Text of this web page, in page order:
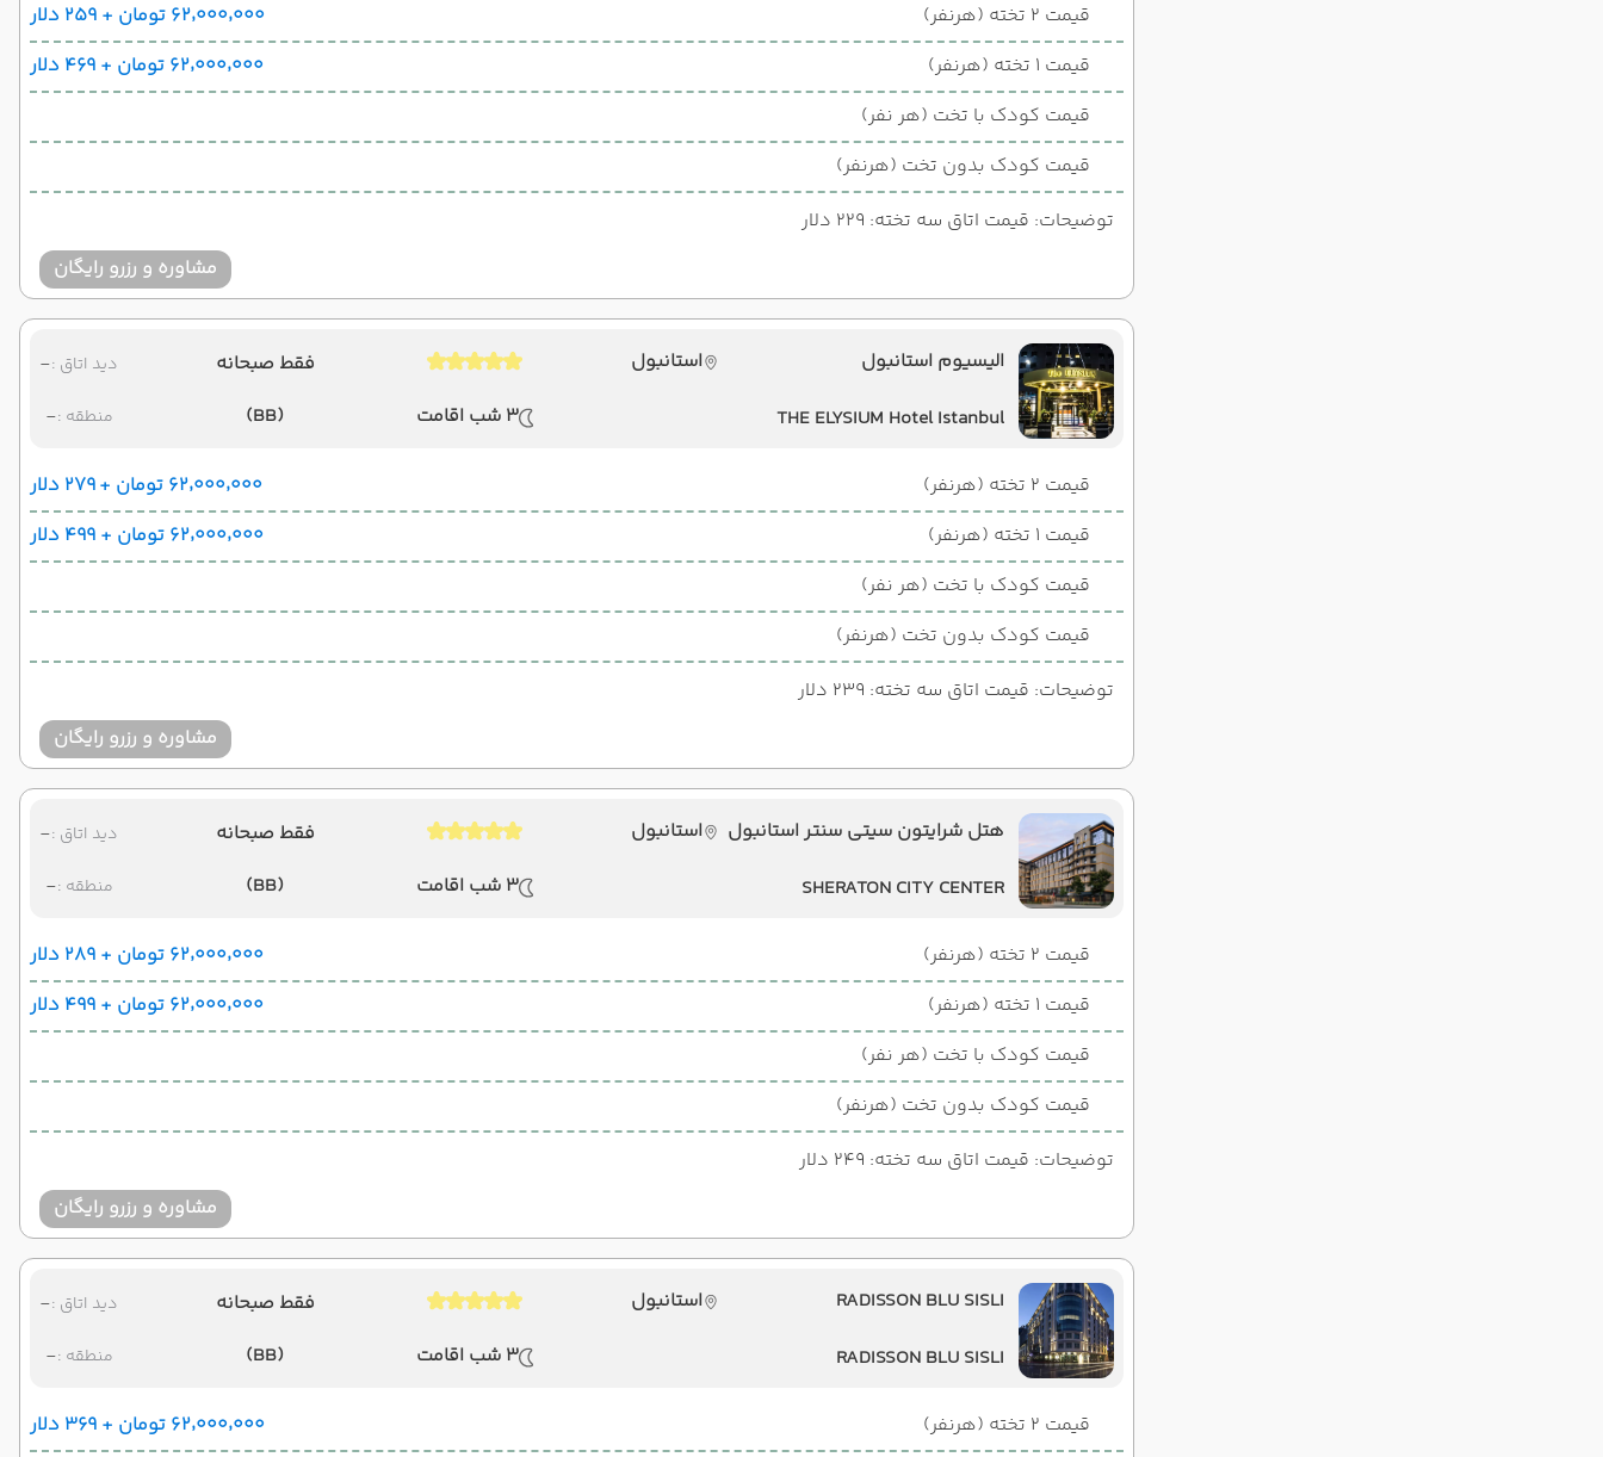
قیمت 2 تخته (هرنفر)
۶۲٬۰۰۰٬۰۰۰ تومان + ۲۵۹ دلار
قیمت 1 تخته (هرنفر)
۶۲٬۰۰۰٬۰۰۰ تومان + ۴۶۹ دلار
قیمت کودک با تخت (هر نفر)
قیمت کودک بدون تخت (هرنفر)
توضیحات: قیمت اتاق سه تخته: 229 دلار
مشاوره و رزرو رایگان
الیسیوم استانبول
استانبول
THE ELYSIUM Hotel Istanbul
3 شب اقامت
فقط صبحانه
(BB)
دید اتاق :-
منطقه :-
قیمت 2 تخته (هرنفر)
۶۲٬۰۰۰٬۰۰۰ تومان + ۲۷۹ دلار
قیمت 1 تخته (هرنفر)
۶۲٬۰۰۰٬۰۰۰ تومان + ۴۹۹ دلار
قیمت کودک با تخت (هر نفر)
قیمت کودک بدون تخت (هرنفر)
توضیحات: قیمت اتاق سه تخته: 239 دلار
مشاوره و رزرو رایگان
هتل شرایتون سیتی سنتر استانبول
استانبول
SHERATON CITY CENTER
3 شب اقامت
فقط صبحانه
(BB)
دید اتاق :-
منطقه :-
قیمت 2 تخته (هرنفر)
۶۲٬۰۰۰٬۰۰۰ تومان + ۲۸۹ دلار
قیمت 1 تخته (هرنفر)
۶۲٬۰۰۰٬۰۰۰ تومان + ۴۹۹ دلار
قیمت کودک با تخت (هر نفر)
قیمت کودک بدون تخت (هرنفر)
توضیحات: قیمت اتاق سه تخته: 249 دلار
مشاوره و رزرو رایگان
RADISSON BLU SISLI
استانبول
RADISSON BLU SISLI
3 شب اقامت
فقط صبحانه
(BB)
دید اتاق :-
منطقه :-
قیمت 2 تخته (هرنفر) ۶۲٬۰۰۰٬۰۰۰ تومان + ۳۶۹ دلار